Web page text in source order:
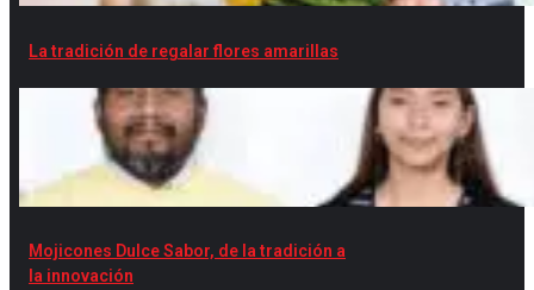
La tradición de regalar flores amarillas
Mojicones Dulce Sabor, de la tradición a
la innovación